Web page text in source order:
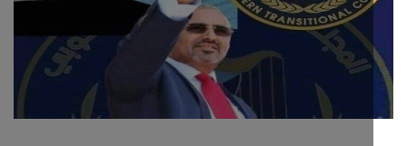
ثقافة وفن
اقتصاد